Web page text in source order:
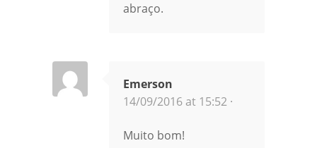
abraço.
Emerson
14/09/2016 at 15:52 ·
Muito bom!